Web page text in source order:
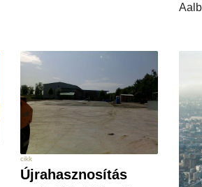
cikk
Újrahasznosítás